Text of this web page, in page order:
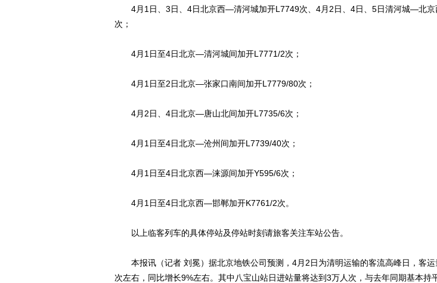
4月1日、3日、4日北京西―清河城加开L7749次、4月2日、4日、5日清河城―北京
次；
4月1日至4日北京―清河城间加开L7771/2次；
4月1日至2日北京―张家口南间加开L7779/80次；
4月2日、4日北京―唐山北间加开L7735/6次；
4月1日至4日北京―沧州间加开L7739/40次；
4月1日至4日北京西―涞源间加开Y595/6次；
4月1日至4日北京西―邯郸加开K7761/2次。
以上临客列车的具体停站及停站时刻请旅客关注车站公告。
本报讯（记者 刘冕）据北京地铁公司预测，4月2日为清明运输的客流高峰日，客运
次左右，同比增长9%左右。其中八宝山站日进站量将达到3万人次，与去年同期基本持平